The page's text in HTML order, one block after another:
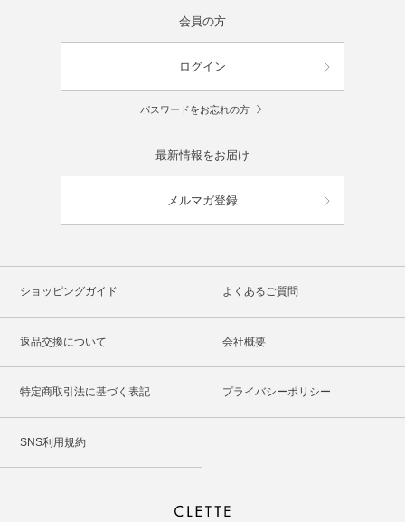
会員の方
ログイン
パスワードをお忘れの方
最新情報をお届け
メルマガ登録
ショッピングガイド よくあるご質問
返品交換について 会社概要
特定商取引法に基づく表記 プライバシーポリシー
SNS利用規約